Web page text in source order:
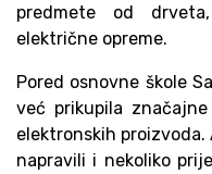
predmete od
električne opreme.
Pored osnovne škole
već prikupila
elektronskih proizvoda.
napravili i nekoliko